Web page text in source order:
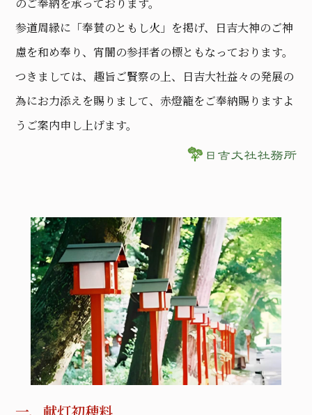
のご奉納を承っております。
参道周縁に「奉賛のともし火」を掲げ、日吉大神のご神
慮を和め奉り、宵闇の参拝者の標ともなっております。
つきましては、趣旨ご賢察の上、日吉大社益々の発展の
為にお力添えを賜りまして、赤燈籠をご奉納賜りますよ
うご案内申し上げます。